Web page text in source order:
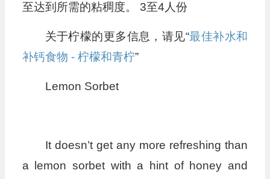
至达到所需的粘稠度。 3至4人份
关于柠檬的更多信息，请见“最佳补水和
补钙食物 - 柠檬和青柠”
Lemon Sorbet
It doesn’t get any more refreshing than
a lemon sorbet with a hint of honey and